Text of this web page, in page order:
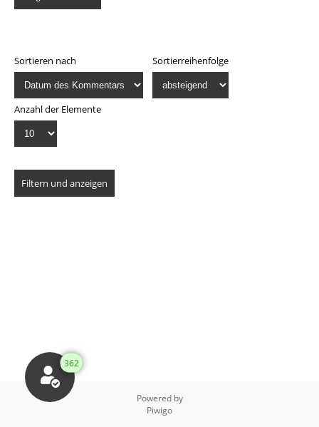
Sortieren nach
Sortierreihenfolge
Anzahl der Elemente
362
Powered by
Piwigo